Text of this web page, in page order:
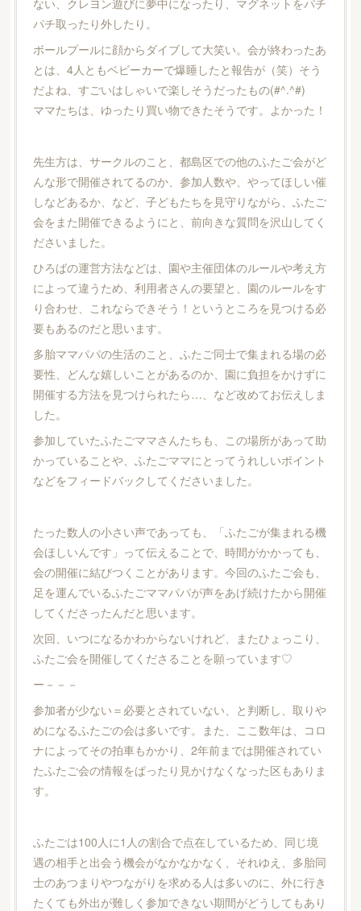
パチ取ったり外したり。
ボールプールに顔からダイブして大笑い。会が終わったあ
とは、4人ともベビーカーで爆睡したと報告が（笑）そう
だよね、すごいはしゃいで楽しそうだったもの(#^.^#)
ママたちは、ゆったり買い物できたそうです。よかった！
先生方は、サークルのこと、都島区での他のふたご会がど
んな形で開催されてるのか、参加人数や、やってほしい催
しなどあるか、など、子どもたちを見守りながら、ふたご
会をまた開催できるようにと、前向きな質問を沢山してく
ださいました。
ひろばの運営方法などは、園や主催団体のルールや考え方
によって違うため、利用者さんの要望と、園のルールをす
り合わせ、これならできそう！というところを見つける必
要もあるのだと思います。
多胎ママパパの生活のこと、ふたご同士で集まれる場の必
要性、どんな嬉しいことがあるのか、園に負担をかけずに
開催する方法を見つけられたら…、など改めてお伝えしま
した。
参加していたふたごママさんたちも、この場所があって助
かっていることや、ふたごママにとってうれしいポイント
などをフィードバックしてくださいました。
たった数人の小さい声であっても、「ふたごが集まれる機
会ほしいんです」って伝えることで、時間がかかっても、
会の開催に結びつくことがあります。今回のふたご会も、
足を運んでいるふたごママパパが声をあげ続けたから開催
してくださったんだと思います。
次回、いつになるかわからないけれど、またひょっこり、
ふたご会を開催してくださることを願っています♡
ー－－－
参加者が少ない＝必要とされていない、と判断し、取りや
めになるふたごの会は多いです。また、ここ数年は、コロ
ナによってその拍車もかかり、2年前までは開催されてい
たふたご会の情報をぱったり見かけなくなった区もありま
す。
ふたごは100人に1人の割合で点在しているため、同じ境
遇の相手と出会う機会がなかなかなく、それゆえ、多胎同
士のあつまりやつながりを求める人は多いのに、外に行き
たくても外出が難しく参加できない期間がどうしてもあり